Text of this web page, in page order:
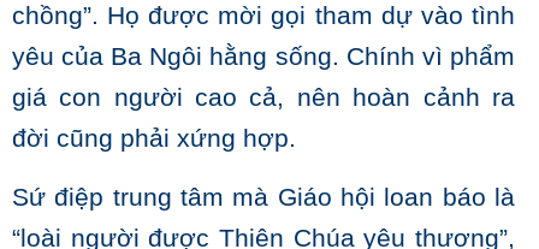
chồng”. Họ được mời gọi tham dự vào tình
yêu của Ba Ngôi hằng sống. Chính vì phẩm
giá con người cao cả, nên hoàn cảnh ra
đời cũng phải xứng hợp.
Sứ điệp trung tâm mà Giáo hội loan báo là
“loài người được Thiên Chúa yêu thương”,